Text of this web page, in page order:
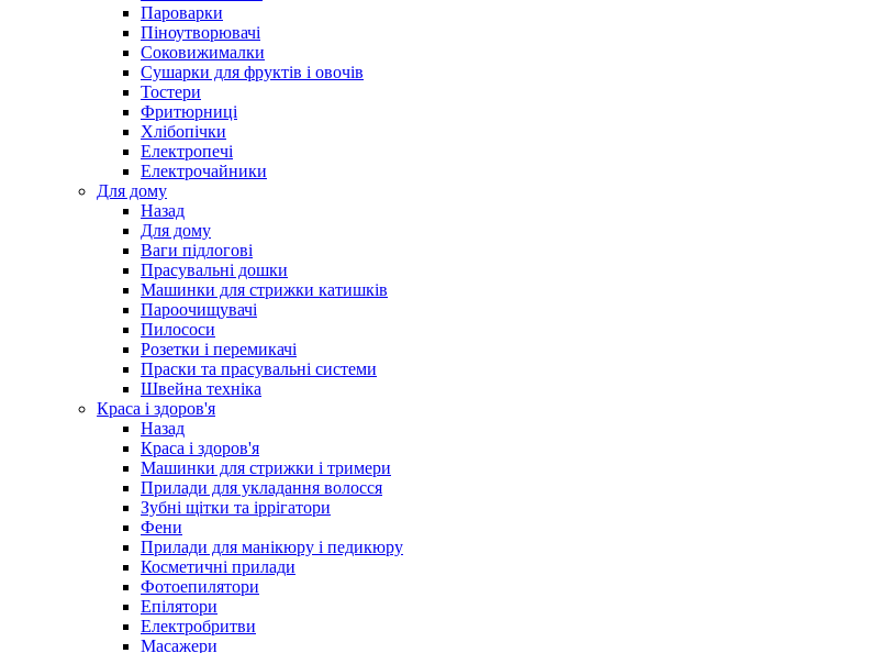
Пароварки
Піноутворювачі
Соковижималки
Сушарки для фруктів і овочів
Тостери
Фритюрниці
Хлібопічки
Електропечі
Електрочайники
Для дому
Назад
Для дому
Ваги підлогові
Прасувальні дошки
Машинки для стрижки катишків
Пароочищувачі
Пилососи
Розетки і перемикачі
Праски та прасувальні системи
Швейна техніка
Краса і здоров'я
Назад
Краса і здоров'я
Машинки для стрижки і тримери
Прилади для укладання волосся
Зубні щітки та іррігатори
Фени
Прилади для манікюру і педикюру
Косметичні прилади
Фотоепилятори
Епілятори
Електробритви
Масажери